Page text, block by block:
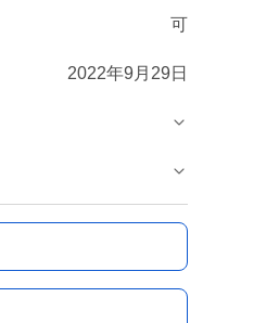
可
2022年9月29日